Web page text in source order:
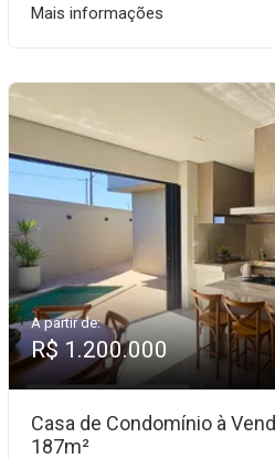
Mais informações
A partir de:
R$ 1.200.000
Casa de Condomínio à
187m²